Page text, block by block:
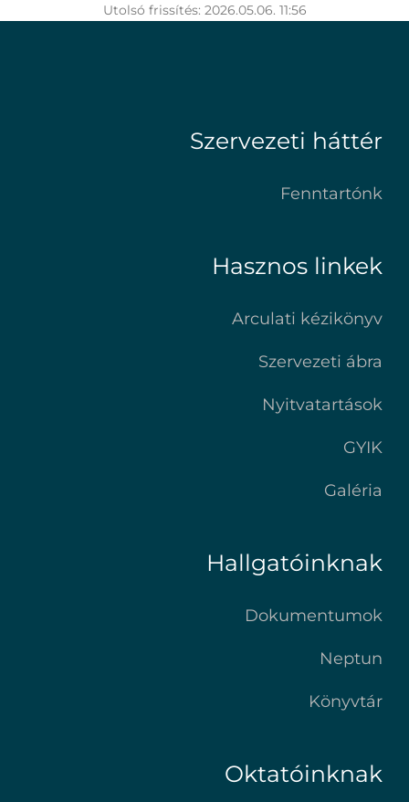
Utolsó frissítés: 2026.05.06. 11:56
Szervezeti háttér
Fenntartónk
Hasznos linkek
Arculati kézikönyv
Szervezeti ábra
Nyitvatartások
GYIK
Galéria
Hallgatóinknak
Dokumentumok
Neptun
Könyvtár
Oktatóinknak